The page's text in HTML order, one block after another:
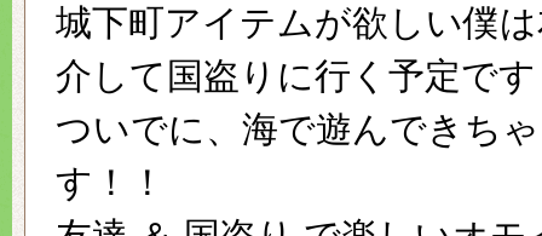
城下町アイテムが欲しい僕
介して国盗りに行く予定で
ついでに、海で遊んできち
す！！